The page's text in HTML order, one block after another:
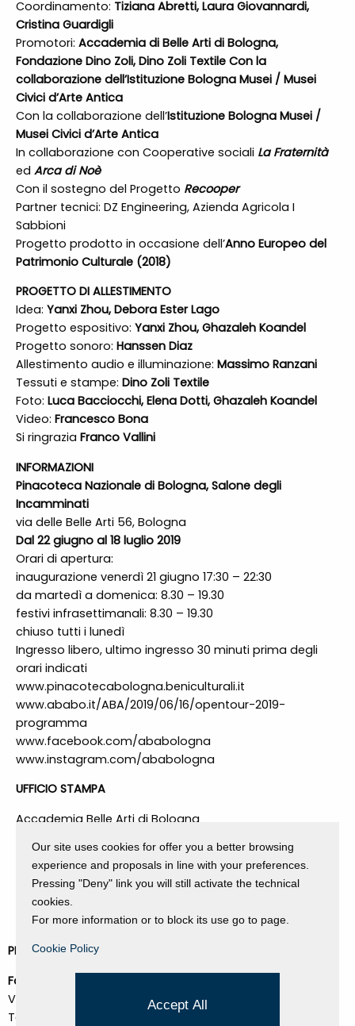
Coordinamento: ​ Tiziana Abretti, Laura Giovannardi,
Cristina Guardigli
Promotori: ​ Accademia di Belle Arti di Bologna,
Fondazione Dino Zoli, Dino Zoli Textile Con la
collaborazione dell’​Istituzione Bologna Musei / Musei
Civici d’Arte Antica
Con la collaborazione dell’​Istituzione Bologna Musei /
Musei Civici d’Arte Antica
In collaborazione con Cooperative sociali​ ​ La Fraternità​
ed ​ Arca di Noè
Con il sostegno del Progetto ​ Recooper
Partner tecnici: ​DZ Engineering, Azienda Agricola I
Sabbioni
Progetto prodotto in occasione dell’​Anno Europeo del
Patrimonio Culturale (2018)
PROGETTO DI ALLESTIMENTO
Idea: ​Yanxi Zhou, Debora Ester Lago
Progetto espositivo: ​ Yanxi Zhou, Ghazaleh Koandel
Progetto sonoro: ​Hanssen Diaz
Allestimento audio e illuminazione: ​ Massimo Ranzani
Tessuti e stampe: ​ Dino Zoli Textile
Foto: ​ Luca Bacciocchi, Elena Dotti, Ghazaleh Koandel
Video: ​ Francesco Bona
Si ringrazia ​ Franco Vallini
INFORMAZIONI
Pinacoteca Nazionale di Bologna, Salone degli
Incamminati
via delle Belle Arti 56, Bologna
Dal 22 giugno al 18 luglio 2019
Orari di apertura:
inaugurazione venerdì 21 giugno 17:30 – 22:30
da martedì a domenica: 8.30 – 19.30
festivi infrasettimanali: 8.30 – 19.30
chiuso tutti i lunedì
Ingresso libero, ultimo ingresso 30 minuti prima degli
orari indicati
www.pinacotecabologna.beniculturali.it
www.ababo.it/ABA/2019/06/16/opentour-2019-
programma
www.facebook.com/ababologna
www.instagram.com/ababologna
UFFICIO STAMPA
Accademia Belle Arti di Bologna
40126 – Bologna (BO)
ufficiostampa@ababo.it
Tel. 051 4226420
PER INFORMAZIONI:
Fondazione Dino Zoli
Viale Bologna 288, Forlì
Tel. +39 0543 755770
Our site uses cookies for offer you a better browsing
experience and proposals in line with your preferences.
Pressing "Deny" link you will still activate the technical
cookies.
For more information or to block its use go to page.
Cookie Policy
Accept All